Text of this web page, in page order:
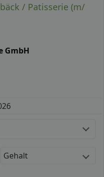
/ Patisserie (m/
GmbH
Gehalt